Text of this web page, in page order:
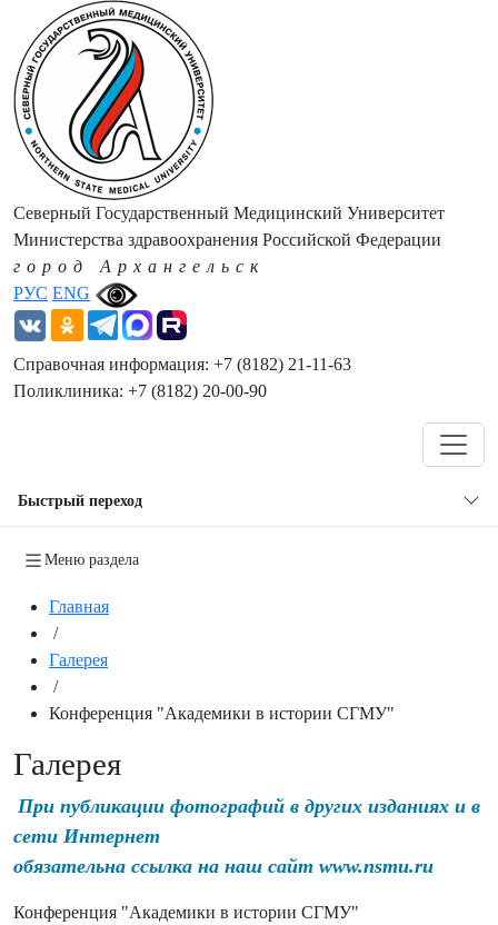
РУС ENG
Северный Государственный Медицинский Университет
Министерства здравоохранения Российской Федерации
город Архангельск
Справочная информация: +7 (8182) 21-11-63
Поликлиника: +7 (8182) 20-00-90
Быстрый переход
Меню раздела
Главная
/
Галерея
/
Конференция "Академики в истории СГМУ"
Галерея
При публикации фотографий в других изданиях и в
сети Интернет
обязательна ссылка на наш сайт www.nsmu.ru
Конференция "Академики в истории СГМУ"